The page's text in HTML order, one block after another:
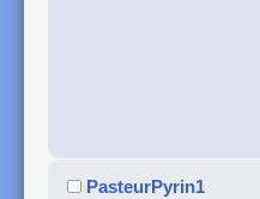
PasteurPyrin1